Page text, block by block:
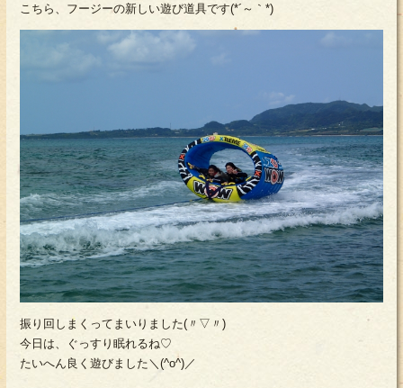
こちら、フージーの新しい遊び道具です(*´～｀*)
振り回しまくってまいりました(〃▽〃)
今日は、ぐっすり眠れるね♡
たいへん良く遊びました＼(^o^)／